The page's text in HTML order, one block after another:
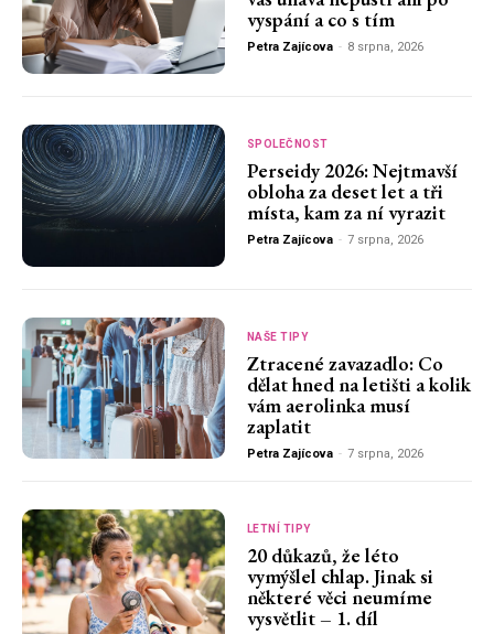
vyspání a co s tím
Petra Zajícova - 8 srpna, 2026
SPOLEČNOST
Perseidy 2026: Nejtmavší
obloha za deset let a tři
místa, kam za ní vyrazit
Petra Zajícova - 7 srpna, 2026
NAŠE TIPY
Ztracené zavazadlo: Co
dělat hned na letišti a kolik
vám aerolinka musí
zaplatit
Petra Zajícova - 7 srpna, 2026
LETNÍ TIPY
20 důkazů, že léto
vymýšlel chlap. Jinak si
některé věci neumíme
vysvětlit – 1. díl